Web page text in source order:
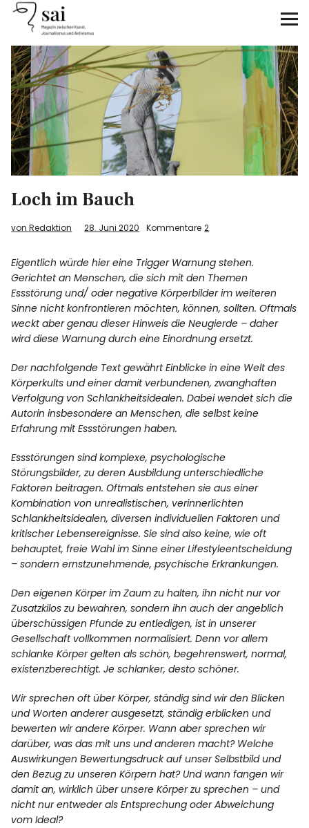
sai
Unterstützen
Klimagerechtigkeit
Antirassismus
Feminismen
Kunst&Literatur
Über uns
FacebookInstagram
Info
Loch im Bauch
von Redaktion 28. Juni 2020 Kommentare 2
Eigentlich würde hier eine Trigger Warnung stehen.
Gerichtet an Menschen, die sich mit den Themen
Essstörung und/ oder negative Körperbilder im weiteren
Sinne nicht konfrontieren möchten, können, sollten. Oftmals
weckt aber genau dieser Hinweis die Neugierde – daher
wird diese Warnung durch eine Einordnung ersetzt.
Der nachfolgende Text gewährt Einblicke in eine Welt des
Körperkults und einer damit verbundenen, zwanghaften
Verfolgung von Schlankheitsidealen. Dabei wendet sich die
Autorin insbesondere an Menschen, die selbst keine
Erfahrung mit Essstörungen haben.
Essstörungen sind komplexe, psychologische
Störungsbilder, zu deren Ausbildung unterschiedliche
Faktoren beitragen. Oftmals entstehen sie aus einer
Kombination von unrealistischen, verinnerlichten
Schlankheitsidealen, diversen individuellen Faktoren und
kritischer Lebensereignisse. Sie sind also keine, wie oft
behauptet, freie Wahl im Sinne einer Lifestyleentscheidung
– sondern ernstzunehmende, psychische Erkrankungen.
Den eigenen Körper im Zaum zu halten, ihn nicht nur vor
Zusatzkilos zu bewahren, sondern ihn auch der angeblich
überschüssigen Pfunde zu entledigen, ist in unserer
Gesellschaft vollkommen normalisiert. Denn vor allem
schlanke Körper gelten als schön, begehrenswert, normal,
existenzberechtigt. Je schlanker, desto schöner.
Wir sprechen oft über Körper, ständig sind wir den Blicken
und Worten anderer ausgesetzt, ständig erblicken und
bewerten wir andere Körper. Wann aber sprechen wir
darüber, was das mit uns und anderen macht? Welche
Auswirkungen Bewertungsdruck auf unser Selbstbild und
den Bezug zu unseren Körpern hat? Und wann fangen wir
damit an, wirklich über unsere Körper zu sprechen – und
nicht nur entweder als Entsprechung oder Abweichung
vom Ideal?